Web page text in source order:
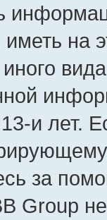
иметь на
и лет.
за
Group